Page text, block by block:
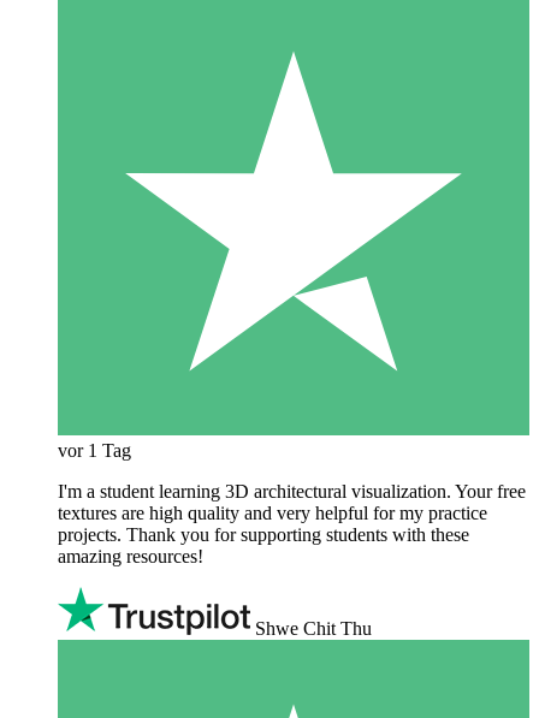
vor 1 Tag
I'm a student learning 3D architectural visualization. Your free
textures are high quality and very helpful for my practice
projects. Thank you for supporting students with these
amazing resources!
Shwe Chit Thu